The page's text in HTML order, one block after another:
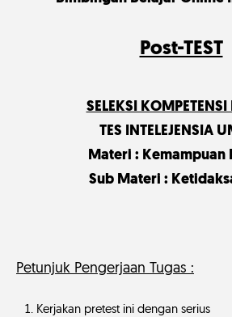
Post-TEST
SELEKSI KOMPETENSI
TES INTELEJENSIA
Materi : Kemampuan
Sub Materi :
Petunjuk Pengerjaan Tugas :
Kerjakan pretest ini dengan serius